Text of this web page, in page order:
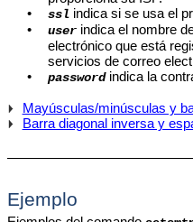
•
ssl indica si se usa el
•
user indica el nombre
electrónico que está
servicios de correo
•
passwordindica la
Mayúsculas/minúsculas y
Barra diagonal inversa y
Ejemplo